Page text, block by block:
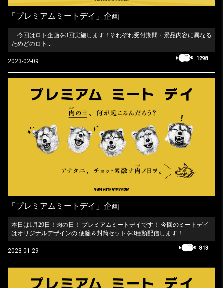
「プレミアムミートデイ」企画
今回はロト企画を3回実施します！それぞれ受付期間・景品内容に異なる
ためどのロト...
2023-02-09 1298
「プレミアムミートデイ」企画
本日は1月29日！肉の日！ プレミアムミートデイです！ 今回のミートデイ
はオリジナルデザインの 便箋＆封筒セットを3種類配信します！...
2023-01-29 813